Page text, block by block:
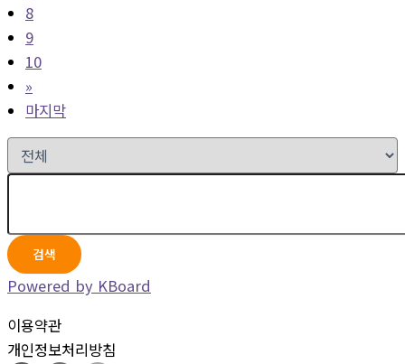
8
9
10
»
마지막
검색
Powered by KBoard
이용약관
개인정보처리방침